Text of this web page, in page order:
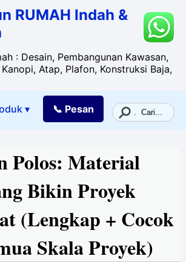
RUMAH Indah &
: Desain, Pembangunan Kawasan,
Atap, Plafon, Konstruksi Baja,
▾ 📞 Pesan
Polos: Material
Bikin Proyek
(Lengkap + Cocok
Skala Proyek)